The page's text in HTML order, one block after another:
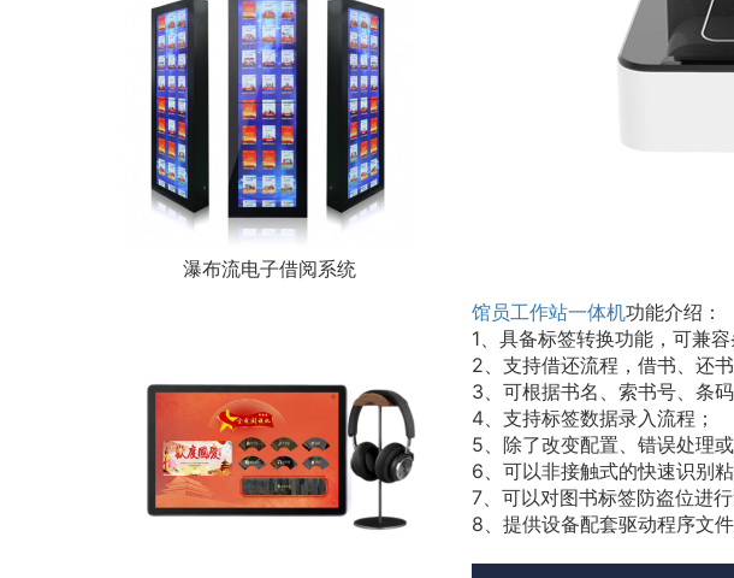
瀑布流电子借阅系统
馆员工作站一体机功能介绍：
1、具备标签转换功能，可兼
2、支持借还流程，借书、还
3、可根据书名、索书号、条
4、支持标签数据录入流程；
5、除了改变配置、错误处理
6、可以非接触式的快速识别
7、可以对图书标签防盗位进行
8、提供设备配套驱动程序文